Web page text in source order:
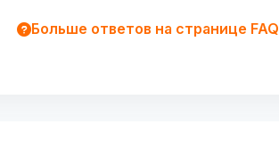
Больше ответов на странице FAQ